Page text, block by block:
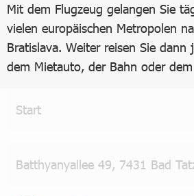
Mit dem Flugzeug gelangen Sie
vielen europäischen Metropolen
Bratislava. Weiter reisen Sie
dem Mietauto, der Bahn oder